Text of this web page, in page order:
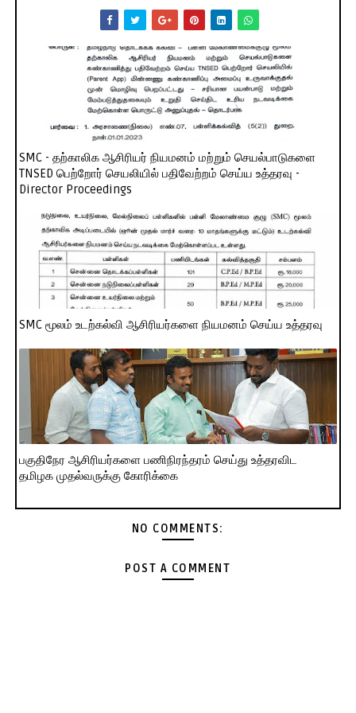
SMC - தற்காலிக ஆசிரியர் நியமனம் மற்றும் செயல்பாடுகளை
TNSED பெற்றோர் செயலியில் பதிவேற்றம் செய்ய உத்தரவு -
Director Proceedings
SMC மூலம் உடற்கல்வி ஆசிரியர்களை நியமனம் செய்ய உத்தரவு
பகுதிநேர ஆசிரியர்களை பணிநிரந்தரம் செய்து உத்தரவிட
தமிழக முதல்வருக்கு கோரிக்கை
NO COMMENTS:
POST A COMMENT